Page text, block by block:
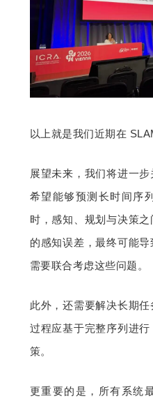
以上就是我们近期在
展望未来，我们将进一
希望能够预测长时间序
时，感知、规划与决策
的感知误差，最终可能
需要联合考虑这些问题。
此外，还需要解决长期
过程应基于完整序列进
策。
更重要的是，所有系统